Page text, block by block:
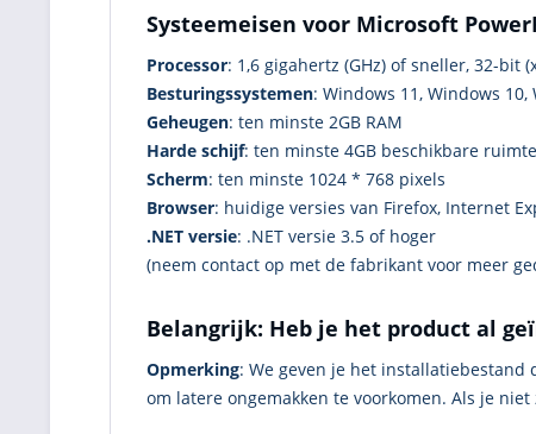
Systeemeisen voor Microsoft
Processor: 1,6 gigahertz (GHz) of sneller, 32-bit
Besturingssystemen: Windows 11, Windows
Geheugen: ten minste 2GB RAM
Harde schijf: ten minste 4GB beschikbare ruimte
Scherm: ten minste 1024 * 768 pixels
Browser: huidige versies van Firefox, Internet
.NET versie: .NET versie 3.5 of hoger
(neem contact op met de fabrikant voor meer
Belangrijk: Heb je het product al
Opmerking: We geven je het
om latere ongemakken te voorkomen. Als je